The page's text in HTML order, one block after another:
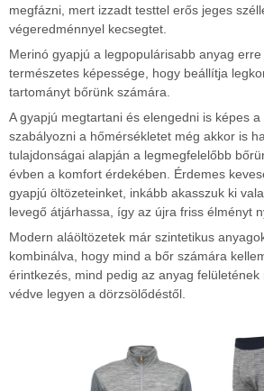
megfázni, mert izzadt testtel erős jeges
végeredménnyel kecsegtet.
Merinó gyapjú a legpopulárisabb anyag
természetes képessége, hogy beállítja
tartományt bőrünk számára.
A gyapjú megtartani és elengedni is képes
szabályozni a hőmérsékletet még akkor is
tulajdonságai alapján a legmegfelelőbb
évben a komfort érdekében. Érdemes
gyapjú öltözeteinket, inkább akasszuk ki
levegő átjárhassa, így az újra friss élményt
Modern aláöltözetek már szintetikus
kombinálva, hogy mind a bőr számára
érintkezés, mind pedig az anyag
védve legyen a dörzsölődéstől.